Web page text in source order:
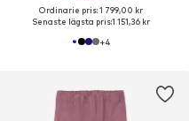
Ordinarie pris: 1 799,00 kr
Senaste lägsta pris:1 151,36 kr
+4